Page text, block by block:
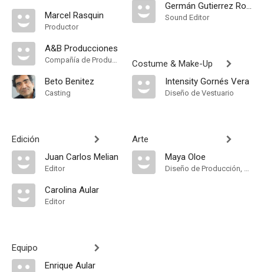
Marcel Rasquin
Productor
A&B Producciones
Compañía de Produccion
Beto Benitez
Casting
Edición
Juan Carlos Melian
Editor
Carolina Aular
Editor
Equipo
Enrique Aular
Germán Gutierrez Ross
Sound Editor
Costume & Make-Up
Intensity Gornés Vera
Diseño de Vestuario
Arte
Maya Oloe
Diseño de Producción, Dirección Artística